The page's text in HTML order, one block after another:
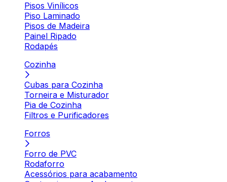
Pisos Vinílicos
Piso Laminado
Pisos de Madeira
Painel Ripado
Rodapés
Cozinha
Cubas para Cozinha
Torneira e Misturador
Pia de Cozinha
Filtros e Purificadores
Forros
Forro de PVC
Rodaforro
Acessórios para acabamento